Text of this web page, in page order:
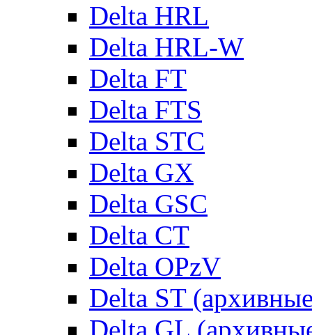
Delta HRL
Delta HRL-W
Delta FT
Delta FTS
Delta STC
Delta GX
Delta GSC
Delta CT
Delta OPzV
Delta ST